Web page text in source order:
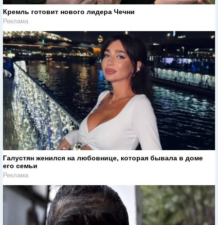
Кремль готовит нового лидера Чечни
Реклама
Галустян женился на любовнице, которая бывала в доме
его семьи
Реклама